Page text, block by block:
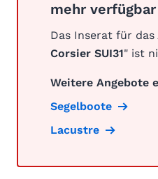
mehr verfügbar
Das Inserat für das
Corsier SUI31" ist
Weitere Angebote
Segelboote
Lacustre